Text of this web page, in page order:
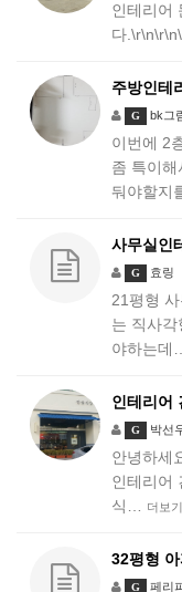
인테리어
다
주방인테
G bk그
이번에 2
좀 특이
둬야할지
사무실인
G 효링
21평형
는 직사
야하는데
인테리어
G 박선
안녕하세
인테리어
식…
더보기
32평형
G 페리